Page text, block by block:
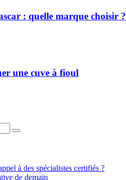
: quelle marque choisir ?
une cuve à fioul
à des spécialistes certifiés ?
de demain